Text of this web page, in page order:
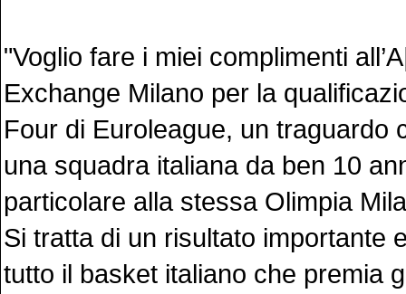
"Voglio fare i miei complimenti
Exchange Milano per la
Four di Euroleague, un traguardo
una squadra italiana da ben 10
particolare alla stessa Olimpia
Si tratta di un risultato importante
tutto il basket italiano che premia